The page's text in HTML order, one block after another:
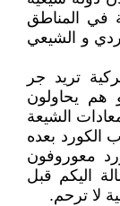
في المناطق
و الشيعي
تريد جر
هم يحاولون
الشيعة
الكورد بعده
معوروفون
اليكم قبل
لا ترحم.